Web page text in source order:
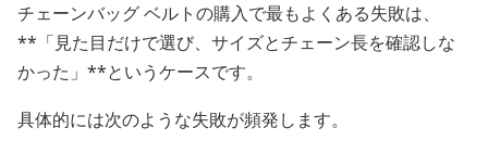
チェーンバッグ ベルトの購入で最もよくある失敗は、
**「見た目だけで選び、サイズとチェーン長を確認しな
かった」**というケースです。
具体的には次のような失敗が頻発します。